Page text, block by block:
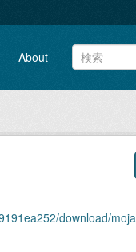
About
download/